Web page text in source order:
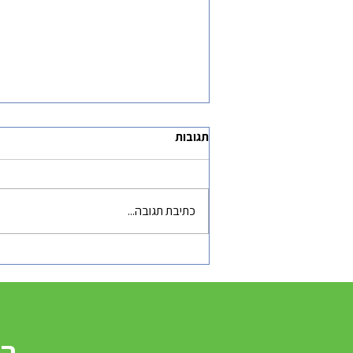
תגובות
כתיבת תגובה...